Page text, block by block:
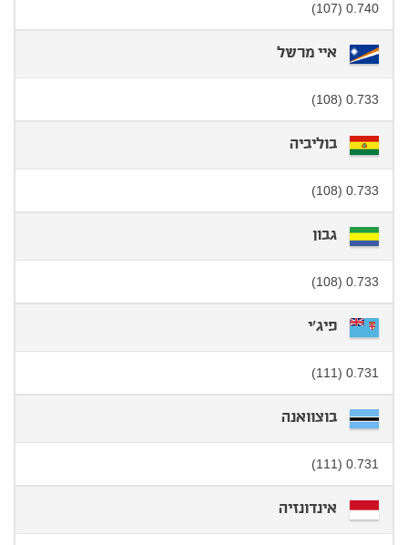
0.740 (107)
איי מרשל
0.733 (108)
בוליביה
0.733 (108)
גבון
0.733 (108)
פיג'י
0.731 (111)
בוצוואנה
0.731 (111)
אינדונזיה